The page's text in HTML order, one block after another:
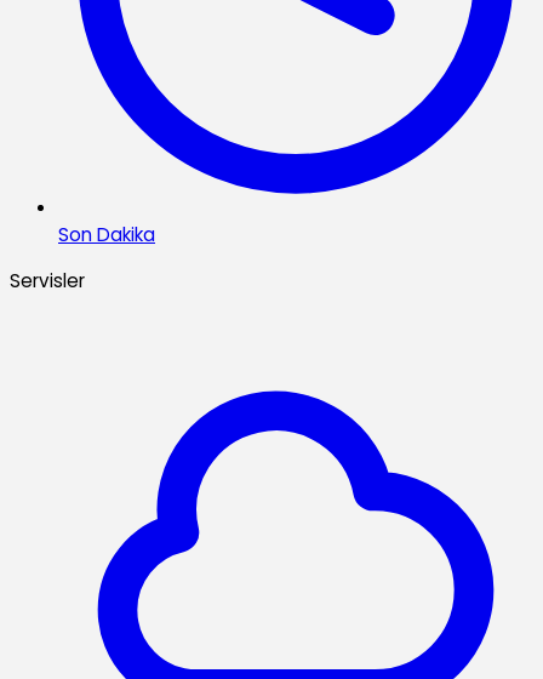
Son Dakika
Servisler